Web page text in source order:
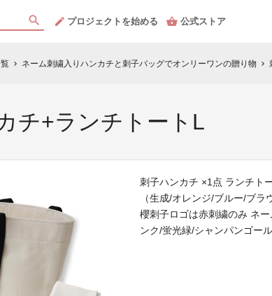
プロジェクトを始める 公式ストア
chevron_right ネーム刺繍入りハンカチと刺子バッグでオンリーワンの贈り物 chevron_right
チ+ランチトートL
刺子ハンカチ ×1点 ランチト
（生成/オレンジ/ブルー/ブ
櫻刺子ロゴは赤刺繍のみ ネ
ンク/蛍光緑/シャンパンゴー